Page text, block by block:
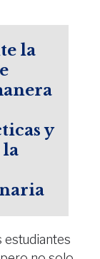
la
y
la
estudiantes